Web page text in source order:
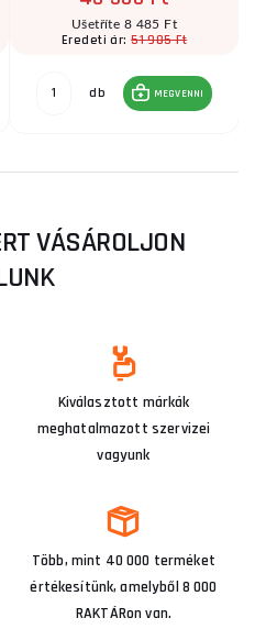
Ušetříte 8 485 Ft
Eredeti ár:51 985 Ft
db MEGVENNI
VÁSÁROLJON
Kiválasztott márkák
meghatalmazott szervizei
vagyunk
Több, mint 40 000 terméket
értékesítünk, amelyből 8 000
RAKTÁRon van.